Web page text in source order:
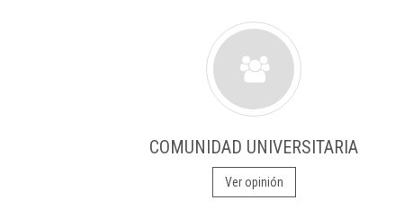
COMUNIDAD UNIVERSITARIA
Ver opinión